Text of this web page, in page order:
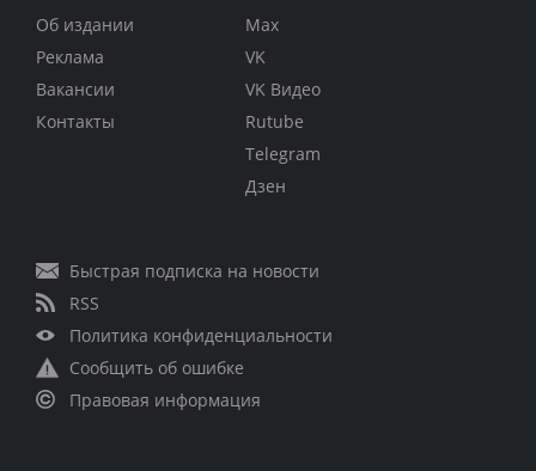
Об издании
Реклама
Вакансии
Контакты
Max
VK
VK Видео
Rutube
Telegram
Дзен
Быстрая подписка на новости
RSS
Политика конфиденциальности
Сообщить об ошибке
Правовая информация